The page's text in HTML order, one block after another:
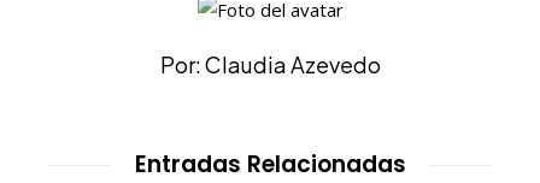
Por: Claudia Azevedo
Entradas Relacionadas